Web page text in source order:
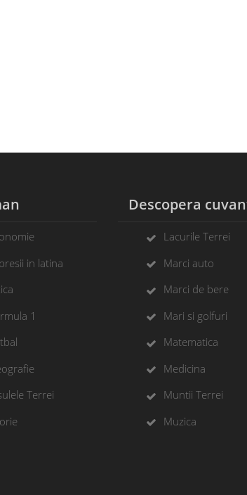
in latina
1
Terrei
Descopera
Lacurile Terrei
Marci auto
Marci de bere
Mari si golfuri
Matematica
Medicina
Muntii Terrei
Muzica